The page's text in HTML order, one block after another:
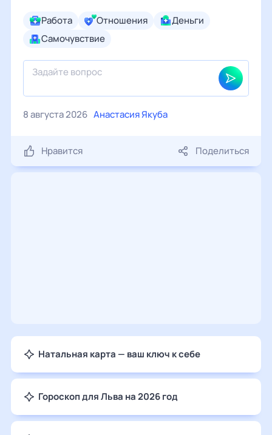
Работа Отношения
Деньги
Самочувствие
8 августа 2026 Анастасия Якуба
Нравится Поделиться
Натальная карта — ваш ключ к себе
Гороскоп для Льва на 2026 год